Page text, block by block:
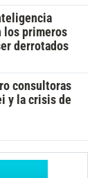
los primeros
derrotados
consultoras
y la crisis de